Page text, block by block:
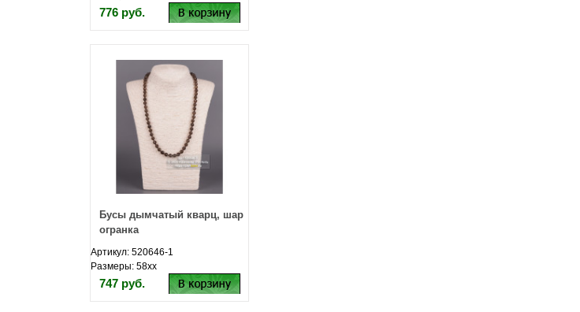
776 руб.
Бусы дымчатый кварц, шар
огранка
Артикул: 520646-1
Размеры: 58хх
747 руб.